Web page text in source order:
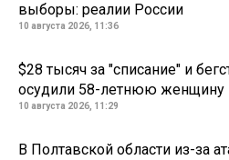
выборы: реалии России
10 августа 2026, 11:36
$28 тысяч за "списание" и
осудили 58-летнюю женщину
10 августа 2026, 11:29
В Полтавской области из-за